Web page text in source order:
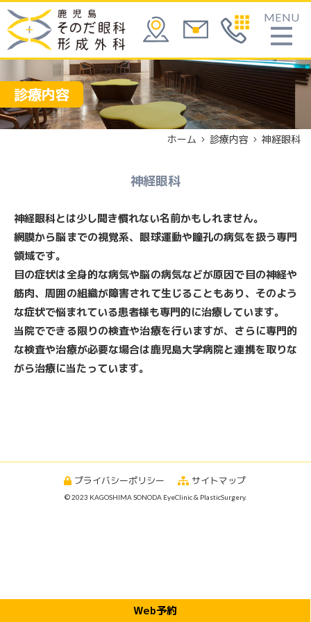
MENU
診療内容
ホーム 診療内容 神経眼科
神経眼科
神経眼科とは少し聞き慣れない名前かもしれません。
網膜から脳までの視覚系、眼球運動や瞳孔の病気を扱う専門
領域です。
目の症状は全身的な病気や脳の病気などが原因で目の神経や
筋肉、周囲の組織が障害されて生じることもあり、そのよう
な症状で悩まれている患者様も専門的に治療しています。
当院でできる限りの検査や治療を行いますが、さらに専門的
な検査や治療が必要な場合は鹿児島大学病院と連携を取りな
がら治療に当たっています。
プライバシーポリシー サイトマップ
© 2023 KAGOSHIMA SONODA EyeClinic & PlasticSurgery.
Web予約